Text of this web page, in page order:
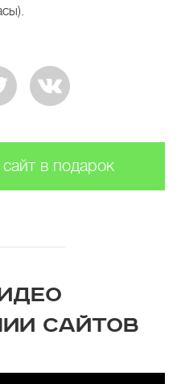
в подарок
САЙТОВ